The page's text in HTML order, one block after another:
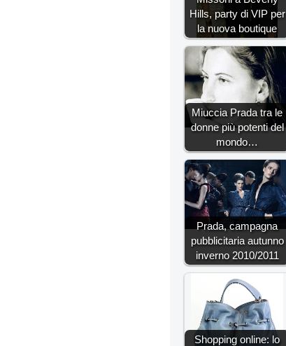
Hills, party di VIP per
la nuova boutique
Miuccia Prada tra le
donne più potenti del
mondo…
Prada, campagna
pubblicitaria autunno
inverno 2010/2011
Shopping online: lo